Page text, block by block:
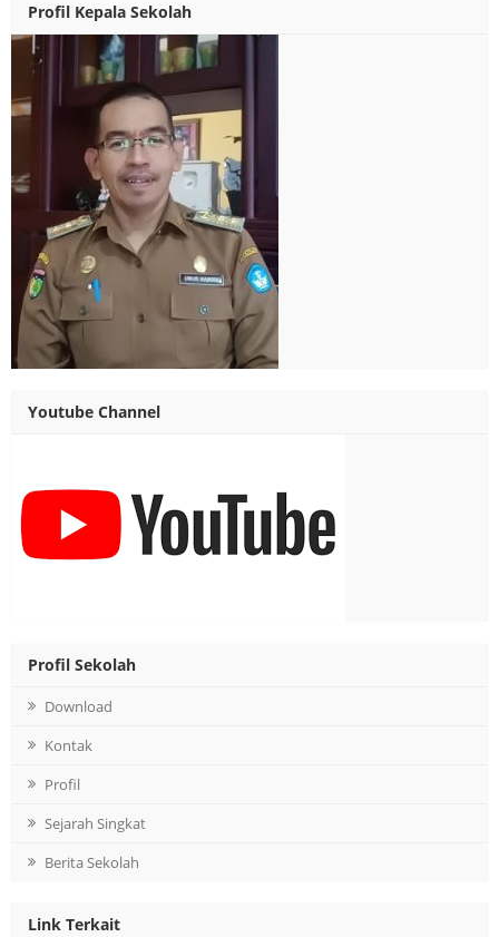
Profil Kepala Sekolah
Youtube Channel
Profil Sekolah
Download
Kontak
Profil
Sejarah Singkat
Berita Sekolah
Link Terkait